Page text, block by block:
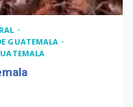
de Vecindad
GUATEMALA